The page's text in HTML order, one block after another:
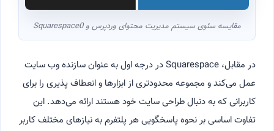
مقایسه سئوی سیستم مدیریت محتوای وردپرس و Squarespace0
در مقابل، Squarespace در درجه اول به عنوان سازنده وب سایت
عمل می‌کند و مجموعه محدودتری از ابزارها و انعطاف پذیری را برای
کاربرانی که به دنبال طراحی سایت خود هستند ارائه می‌دهد. این
تفاوت اساسی بر نحوه پاسخگویی هر پلتفرم به نیازهای مختلف کاربر